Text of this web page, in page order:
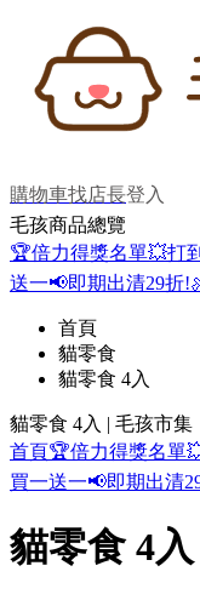
購物車找店長登入
毛孩商品總覽
🏆倍力得獎名單💥打
送一📢即期出清29折!
首頁
貓零食
貓零食 4入
貓零食 4入 | 毛孩市集
首頁🏆倍力得獎名單
買一送一📢即期出清
貓零食 4